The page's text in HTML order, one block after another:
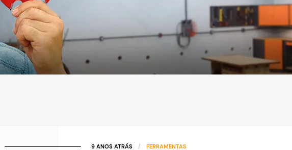
9 ANOS ATRÁS / FERRAMENTAS